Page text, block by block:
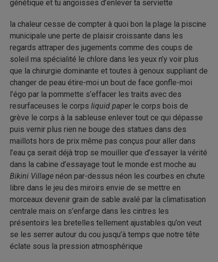
génétique et tu angoisses d’enlever ta serviette
la chaleur cesse de compter à quoi bon la plage la piscine
municipale une perte de plaisir croissante dans les
regards attraper des jugements comme des coups de
soleil ma spécialité le chlore dans les yeux n’y voir plus
que la chirurgie dominante et toutes à genoux suppliant de
changer de peau étire-moi un bout de face gonfle-moi
l’égo par la pommette s’effacer les traits avec des
resurfaceuses le corps liquid paper le corps bois de
grève le corps à la sableuse enlever tout ce qui dépasse
puis vernir plus rien ne bouge des statues dans des
maillots hors de prix même pas conçus pour aller dans
l’eau ça serait déjà trop se mouiller que d’essayer la vérité
dans la cabine d’essayage tout le monde est moche au
Bikini Village néon par-dessus néon les courbes en chute
libre dans le jeu des miroirs envie de se mettre en
morceaux devenir grain de sable avalé par la climatisation
centrale mais on s’enfarge dans les cintres les
présentoirs les bretelles tellement ajustables qu’on veut
se les serrer autour du cou jusqu’à temps que notre tête
éclate sous la pression atmosphérique